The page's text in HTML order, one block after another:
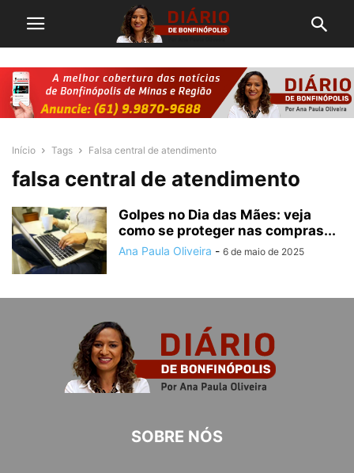
Início Tags Falsa central de atendimento
falsa central de atendimento
Golpes no Dia das Mães: veja
como se proteger nas compras...
Ana Paula Oliveira - 6 de maio de 2025
SOBRE NÓS